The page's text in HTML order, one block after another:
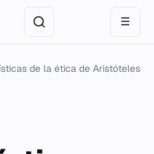
☰
de la ética de Aristóteles